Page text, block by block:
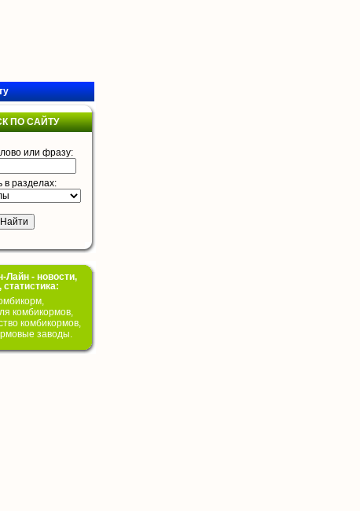
ПО САЙТУ
или фразу:
в разделах:
Лайн - новости,
комбикормов,
комбикормов,
заводы.